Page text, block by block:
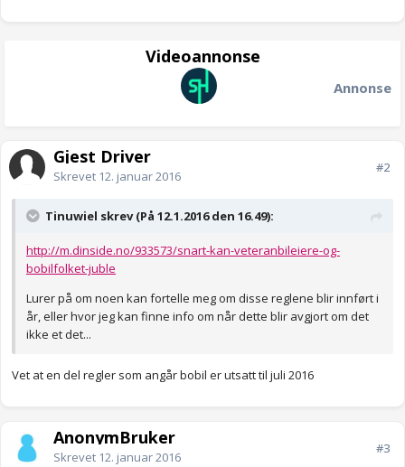
Videoannonse
Annonse
Gjest Driver
Skrevet 12. januar 2016
#2
Tinuwiel skrev (På 12.1.2016 den 16.49):
http://m.dinside.no/933573/snart-kan-veteranbileiere-og-
bobilfolket-juble
Lurer på om noen kan fortelle meg om disse reglene blir innført i
år, eller hvor jeg kan finne info om når dette blir avgjort om det
ikke et det...
Vet at en del regler som angår bobil er utsatt til juli 2016
AnonymBruker
Skrevet 12. januar 2016
#3